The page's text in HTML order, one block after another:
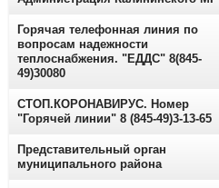
Горячая телефонная линия по
вопросам надежности
теплоснабжения. "ЕДДС" 8(845-
49)30080
СТОП.КОРОНАВИРУС. Номер
"Горячей линии" 8 (845-49)3-13-65
Представительный орган
муниципального района